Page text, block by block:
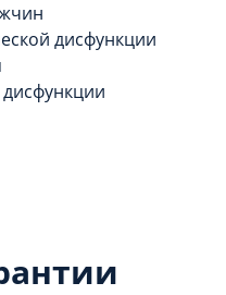
дисфункции